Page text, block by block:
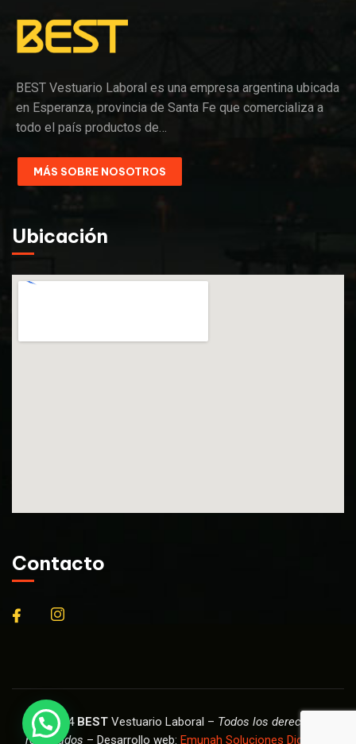
BEST Vestuario Laboral es una empresa argentina ubicada
en Esperanza, provincia de Santa Fe que comercializa a
todo el país productos de…
MÁS SOBRE NOSOTROS
Ubicación
Contacto
© 2024 BEST Vestuario Laboral – Todos los derechos
reservados – Desarrollo web: Emunah Soluciones Digitales